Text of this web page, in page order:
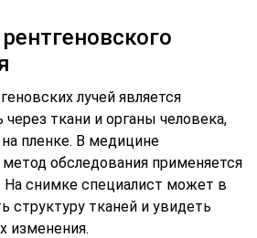
лучей является
ткани и органы человека,
пленке. В медицине
обследования применяется
На снимке специалист может в
структуру тканей и увидеть
изменения.